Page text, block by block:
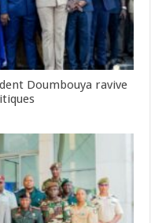
Doumbouya ravive